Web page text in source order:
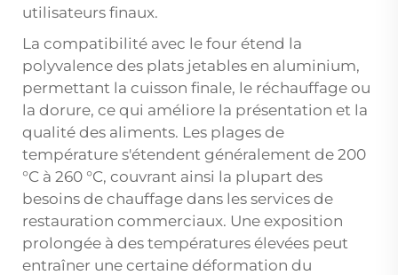
utilisateurs finaux.
La compatibilité avec le four étend la
polyvalence des plats jetables en aluminium,
permettant la cuisson finale, le réchauffage ou
la dorure, ce qui améliore la présentation et la
qualité des aliments. Les plages de
température s'étendent généralement de 200
°C à 260 °C, couvrant ainsi la plupart des
besoins de chauffage dans les services de
restauration commerciaux. Une exposition
prolongée à des températures élevées peut
entraîner une certaine déformation du